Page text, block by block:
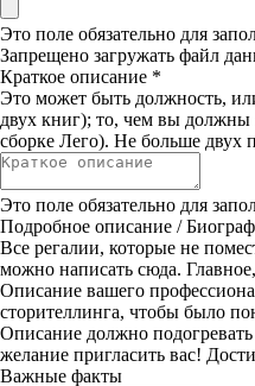
Это поле обязательно для
Запрещено загружать файл
Краткое описание *
Это может быть должность,
двух книг); то, чем вы
сборке Лего). Не больше двух
Это поле обязательно для
Подробное описание /
Все регалии, которые не
можно написать сюда.
Описание вашего
сторителлинга, чтобы было
Описание должно
желание пригласить вас!
Важные факты